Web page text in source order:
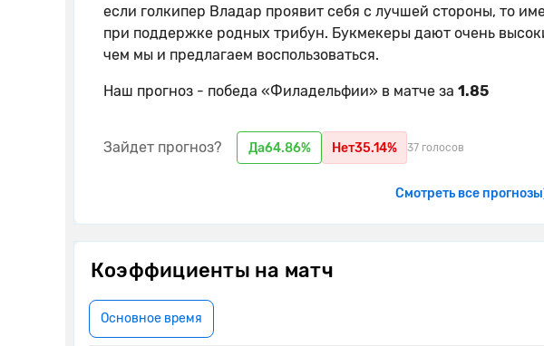
если голкипер Владар проявит себя с лучшей стороны, то
при поддержке родных трибун. Букмекеры дают очень
чем мы и предлагаем воспользоваться.
Наш прогноз - победа «Филадельфии» в матче за 1.85
Зайдет прогноз? Да64.86% Нет35.14% 37 голосов
Смотреть все прогнозы
Коэффициенты на матч
Основное время